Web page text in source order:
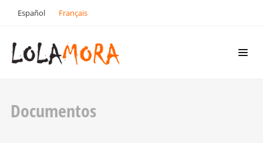
Español Français
Documentos